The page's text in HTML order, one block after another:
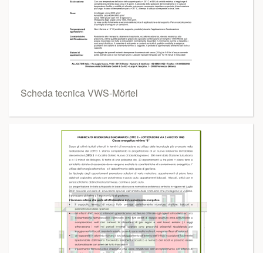
Scheda tecnica VWS-Mörtel